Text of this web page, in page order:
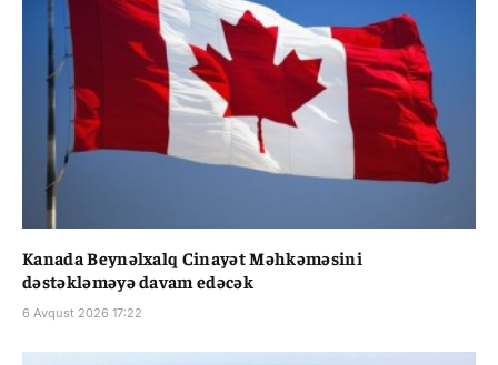
Kanada Beynəlxalq Cinayət Məhkəməsini
dəstəkləməyə davam edəcək
6 Avqust 2026 17:22